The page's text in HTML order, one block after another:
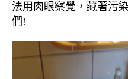
法用肉眼察覺，藏著污
們!